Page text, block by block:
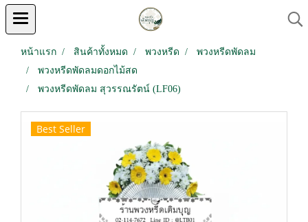
หน้าแรก สินค้าทั้งหมด พวงหรีด
พวงหรีดพัดลม
พวงหรีดพัดลมดอกไม้สด
พวงหรีดพัดลม สุวรรณรัตน์ (LF06)
Best Seller